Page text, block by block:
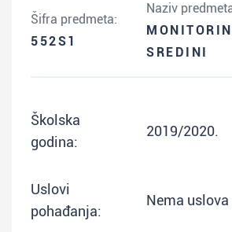
Šifra predmeta:
552S1
Naziv
SREDINI
Školska
godina:
2019/2020.
Uslovi
pohađanja:
Nema uslova